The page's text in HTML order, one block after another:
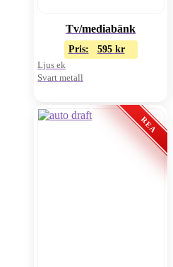
Tv/mediabänk
Pris: 595 kr
Ljus ek
Svart metall